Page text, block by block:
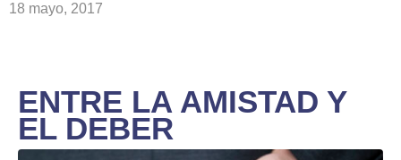
18 mayo, 2017
ENTRE LA AMISTAD Y
EL DEBER